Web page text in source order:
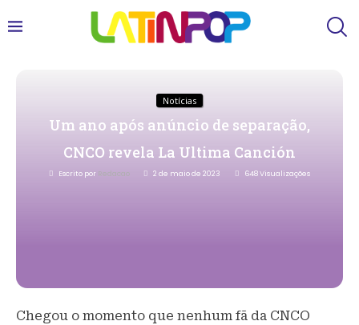
Notícias
Um ano após anúncio de separação,
CNCO revela La Ultima Canción
Escrito por Redacao 2 de maio de 2023 648Visualizações
Chegou o momento que nenhum fã da CNCO